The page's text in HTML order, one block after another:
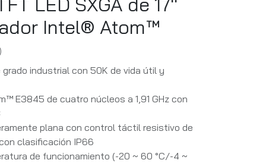
Intel® Atom™
grado industrial con 50K de vida útil y
E3845 de cuatro núcleos a 1,91 GHz con
plana con control táctil resistivo de
clasificación IP66
de funcionamiento (-20 ~ 60 °C/-4 ~